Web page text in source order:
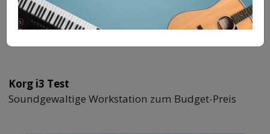
Korg i3 Test
Soundgewaltige Workstation zum Budget-Preis